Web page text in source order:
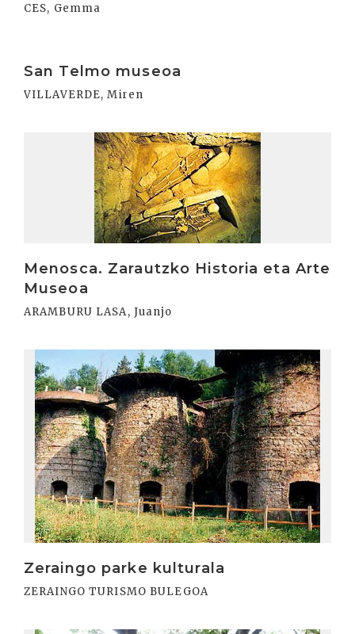
CES, Gemma
San Telmo museoa
VILLAVERDE, Miren
Menosca. Zarautzko Historia eta Arte
Museoa
ARAMBURU LASA, Juanjo
Zeraingo parke kulturala
ZERAINGO TURISMO BULEGOA
Irakurri